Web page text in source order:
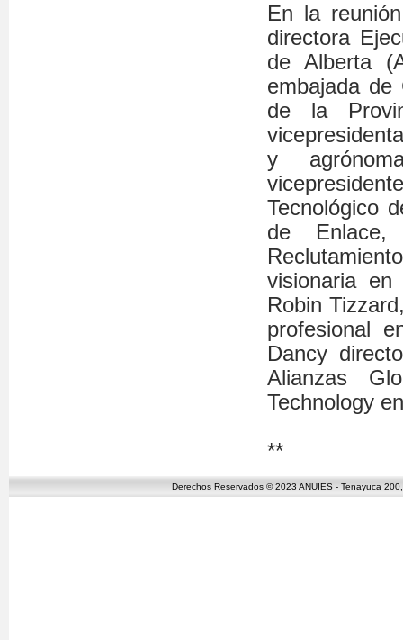
En la
directora
de Alberta
embajada de
de la
y
Tecnológico
de Enlace,
visionaria en
Robin
profesional
Dancy
Alianzas
Technology
**
Derechos Reservados © 2023 ANUIES - Tenayuca